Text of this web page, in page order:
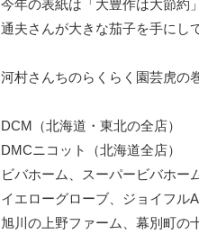
今年の表紙は「大豊作は大節約
通夫さんが大きな茄子を手にし
河村さんちのらくらく園芸虎の
DCM（北海道・東北の全店）
DMCニコット（北海道全店）
ビバホーム、スーパービバホー
イエローグローブ、ジョイフル
旭川の上野ファーム、幕別町の